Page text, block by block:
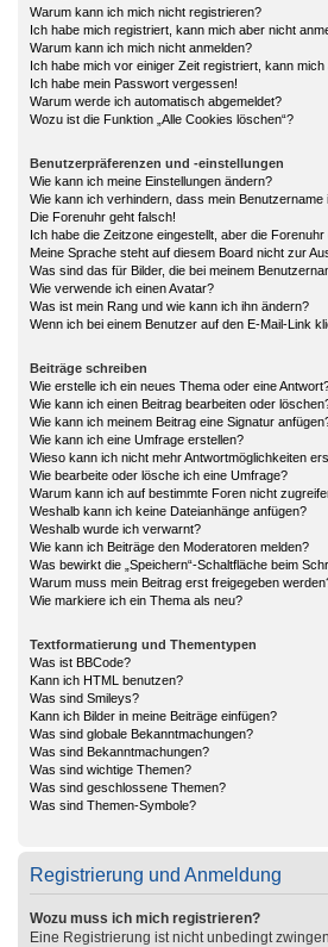
Warum kann ich mich nicht registrieren?
Ich habe mich registriert, kann mich aber nicht
Warum kann ich mich nicht anmelden?
Ich habe mich vor einiger Zeit registriert, kann
Ich habe mein Passwort vergessen!
Warum werde ich automatisch abgemeldet?
Wozu ist die Funktion „Alle Cookies löschen“?
Benutzerpräferenzen und -einstellungen
Wie kann ich meine Einstellungen ändern?
Wie kann ich verhindern, dass mein
Die Forenuhr geht falsch!
Ich habe die Zeitzone eingestellt, aber die
Meine Sprache steht auf diesem Board nicht zur
Was sind das für Bilder, die bei meinem
Wie verwende ich einen Avatar?
Was ist mein Rang und wie kann ich ihn ändern?
Wenn ich bei einem Benutzer auf den E-Mail-Link
Beiträge schreiben
Wie erstelle ich ein neues Thema oder eine
Wie kann ich einen Beitrag bearbeiten oder
Wie kann ich meinem Beitrag eine Signatur
Wie kann ich eine Umfrage erstellen?
Wieso kann ich nicht mehr Antwortmöglichkeiten
Wie bearbeite oder lösche ich eine Umfrage?
Warum kann ich auf bestimmte Foren nicht
Weshalb kann ich keine Dateianhänge anfügen?
Weshalb wurde ich verwarnt?
Wie kann ich Beiträge den Moderatoren melden?
Was bewirkt die „Speichern“-Schaltfläche beim
Warum muss mein Beitrag erst freigegeben
Wie markiere ich ein Thema als neu?
Textformatierung und Thementypen
Was ist BBCode?
Kann ich HTML benutzen?
Was sind Smileys?
Kann ich Bilder in meine Beiträge einfügen?
Was sind globale Bekanntmachungen?
Was sind Bekanntmachungen?
Was sind wichtige Themen?
Was sind geschlossene Themen?
Was sind Themen-Symbole?
Registrierung und Anmeldung
Wozu muss ich mich registrieren?
Eine Registrierung ist nicht unbedingt